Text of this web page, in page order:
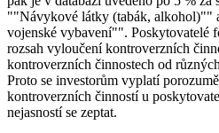
""Návykové látky (tabák, alkohol)""
vojenské vybavení"". Poskytovatelé
rozsah vyloučení kontroverzních
kontroverzních činnostech od
Proto se investorům vyplatí
kontroverzních činností u
nejasností se zeptat.